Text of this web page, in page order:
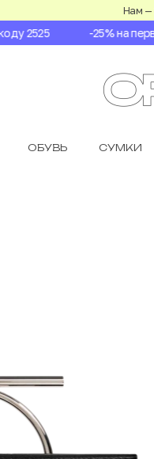
Нам —
2525 -25% на
ОБУВЬ СУМКИ